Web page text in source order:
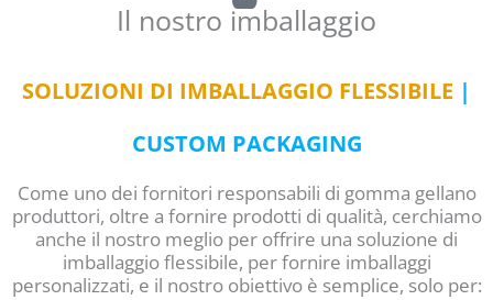
Il nostro imballaggio
SOLUZIONI DI IMBALLAGGIO FLESSIBILE |
CUSTOM PACKAGING
Come uno dei fornitori responsabili di gomma gellano
produttori, oltre a fornire prodotti di qualità, cerchiamo
anche il nostro meglio per offrire una soluzione di
imballaggio flessibile, per fornire imballaggi
personalizzati, e il nostro obiettivo è semplice, solo per: